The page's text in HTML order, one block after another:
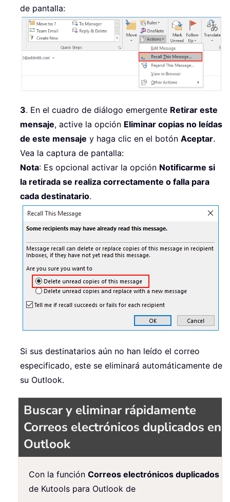
de pantalla:
3. En el cuadro de diálogo emergente Retirar este
mensaje, active la opción Eliminar copias no leídas
de este mensaje y haga clic en el botón Aceptar.
Vea la captura de pantalla:
Nota: Es opcional activar la opción Notificarme si
la retirada se realiza correctamente o falla para
cada destinatario.
Si sus destinatarios aún no han leído el correo
especificado, este se eliminará automáticamente de
su Outlook.
Buscar y eliminar rápidamente
Correos electrónicos duplicados en
Outlook
Con la función Correos electrónicos duplicados
de Kutools para Outlook de